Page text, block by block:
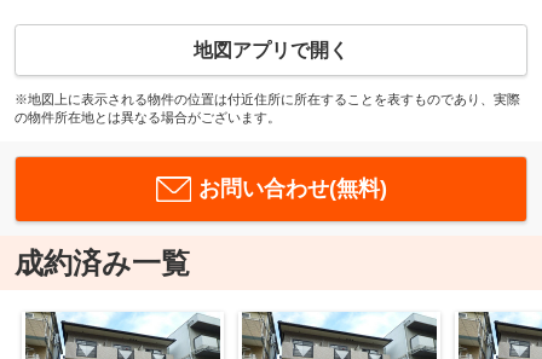
地図アプリで開く
※地図上に表示される物件の位置は付近住所に所在することを表すものであり、実際
の物件所在地とは異なる場合がございます。
お問い合わせ(無料)
成約済み一覧